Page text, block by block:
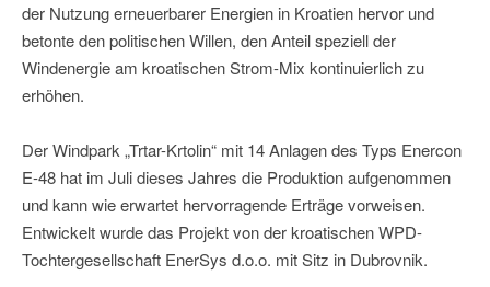
der Nutzung erneuerbarer Energien in Kroatien hervor und
betonte den politischen Willen, den Anteil speziell der
Windenergie am kroatischen Strom-Mix kontinuierlich zu
erhöhen.
Der Windpark „Trtar-Krtolin“ mit 14 Anlagen des Typs Enercon
E-48 hat im Juli dieses Jahres die Produktion aufgenommen
und kann wie erwartet hervorragende Erträge vorweisen.
Entwickelt wurde das Projekt von der kroatischen WPD-
Tochtergesellschaft EnerSys d.o.o. mit Sitz in Dubrovnik.